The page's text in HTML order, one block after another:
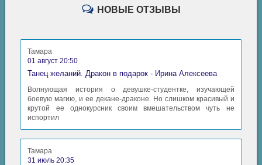
НОВЫЕ ОТЗЫВЫ
Тамара
01 август 20:50
Танец желаний. Дракон в подарок - Ирина Алексеева
Волнующая история о девушке-студентке, изучающей
боевую магию, и ее декане-драконе. Но слишком красивый и
крутой ее однокурсник своим вмешательством чуть не
испортил
Тамара
31 июль 20:35